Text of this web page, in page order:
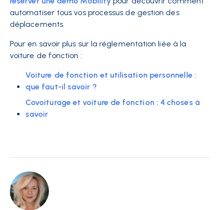
automatiser tous vos processus de gestion des
déplacements.
Pour en savoir plus sur la réglementation liée à la
voiture de fonction :
Voiture de fonction et utilisation personnelle :
que faut-il savoir ?
Covoiturage et voiture de fonction : 4 choses à
savoir